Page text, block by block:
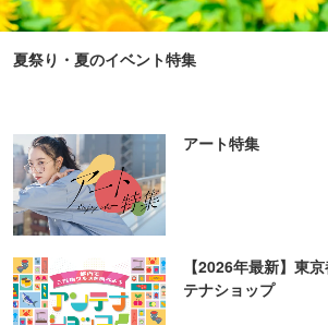
夏祭り・夏のイベント特集
アート特集
【2026年最新】東
テナショップ